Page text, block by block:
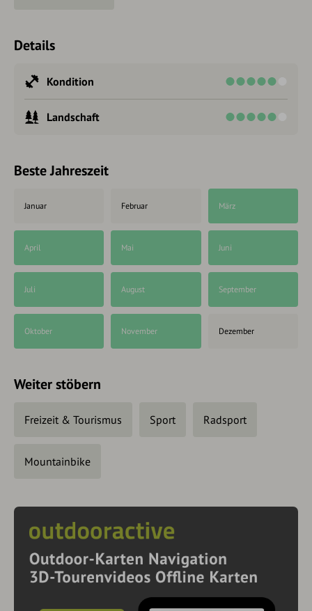
Details
Kondition
Landschaft
Beste Jahreszeit
Januar Februar März
April Mai Juni
Juli August September
Oktober November Dezember
Weiter stöbern
Freizeit & Tourismus Sport Radsport
Mountainbike